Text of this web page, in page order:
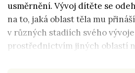
usměrnění. Vývoj dítěte se
na to, jaká oblast těla mu
v různých stadiích svého
prostřednictvím jiných oblastí